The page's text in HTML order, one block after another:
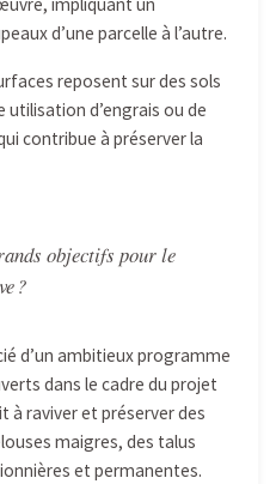
impliquant un
d’une parcelle à l’autre.
reposent sur des sols
utilisation d’engrais ou de
contribue à préserver la
objectifs pour le
?
d’un ambitieux programme
dans le cadre du projet
à raviver et préserver des
maigres, des talus
et permanentes.